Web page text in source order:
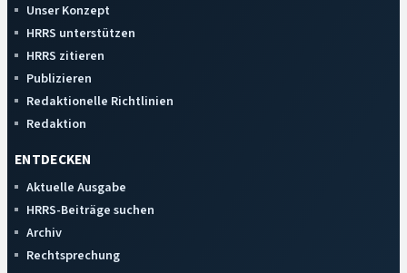
Unser Konzept
HRRS unterstützen
HRRS zitieren
Publizieren
Redaktionelle Richtlinien
Redaktion
ENTDECKEN
Aktuelle Ausgabe
HRRS-Beiträge suchen
Archiv
Rechtsprechung